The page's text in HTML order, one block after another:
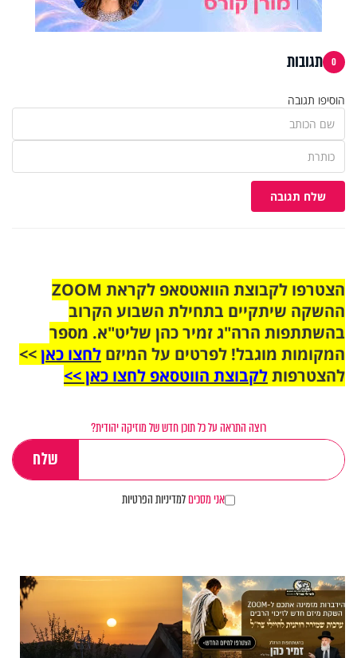
0 תגובות
הוסיפו תגובה
שלח תגובה
הצטרפו לקבוצת הוואטסאפ לקראת ZOOM
ההשקה שיתקיים בתחילת השבוע הקרוב
בהשתתפות הרה"ג זמיר כהן שליט"א. מספר
המקומות מוגבל! לפרטים על המיזם לחצו כאן>>
להצטרפותלקבוצת הווטסאפ לחצו כאן >>
רוצה התראה על כל תוכן חדש של מוזיקה יהודית?
אני מסכיםלמדיניות הפרטיות